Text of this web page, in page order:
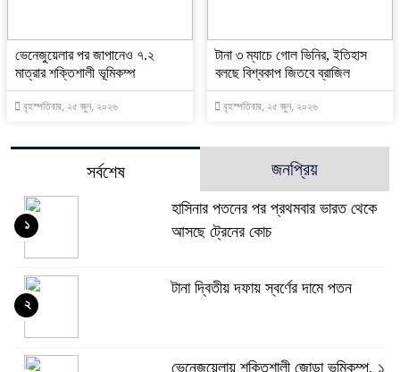
ভেনেজুয়েলার পর জাপানেও ৭.২
মাত্রার শক্তিশালী ভূমিকম্প
বৃহস্পতিবার, ২৫ জুন, ২০২৬
টানা ৩ ম্যাচে গোল ভিনির, ইতিহাস
বলছে বিশ্বকাপ জিতবে ব্রাজিল
বৃহস্পতিবার, ২৫ জুন, ২০২৬
সর্বশেষ জনপ্রিয়
হাসিনার পতনের পর প্রথমবার ভারত থেকে
আসছে ট্রেনের কোচ
১
টানা দ্বিতীয় দফায় স্বর্ণের দামে পতন
২
ভেনেজুয়েলায় শক্তিশালী জোড়া ভূমিকম্প, ১